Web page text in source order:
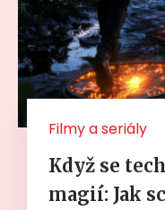
Filmy a seriály
Když se
magií: Jak